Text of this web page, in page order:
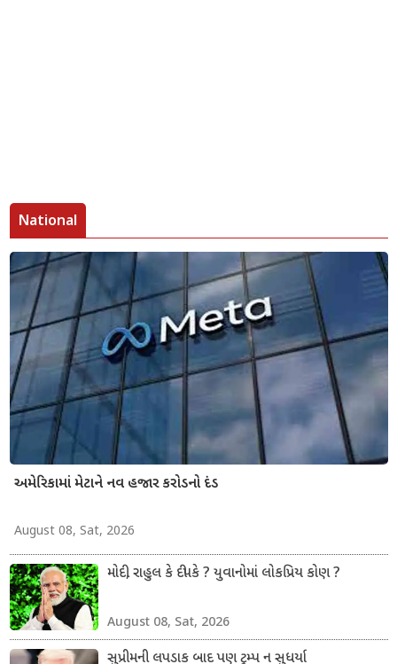
National
અમેરિકામાં મેટાને નવ હજાર કરોડનો દંડ
August 08, Sat, 2026
મોદી, રાહુલ કે દીપકે ? યુવાનોમાં લોકપ્રિય કોણ ?
August 08, Sat, 2026
સુપ્રીમની લપડાક બાદ પણ ટ્રમ્પ ન સુધર્યા